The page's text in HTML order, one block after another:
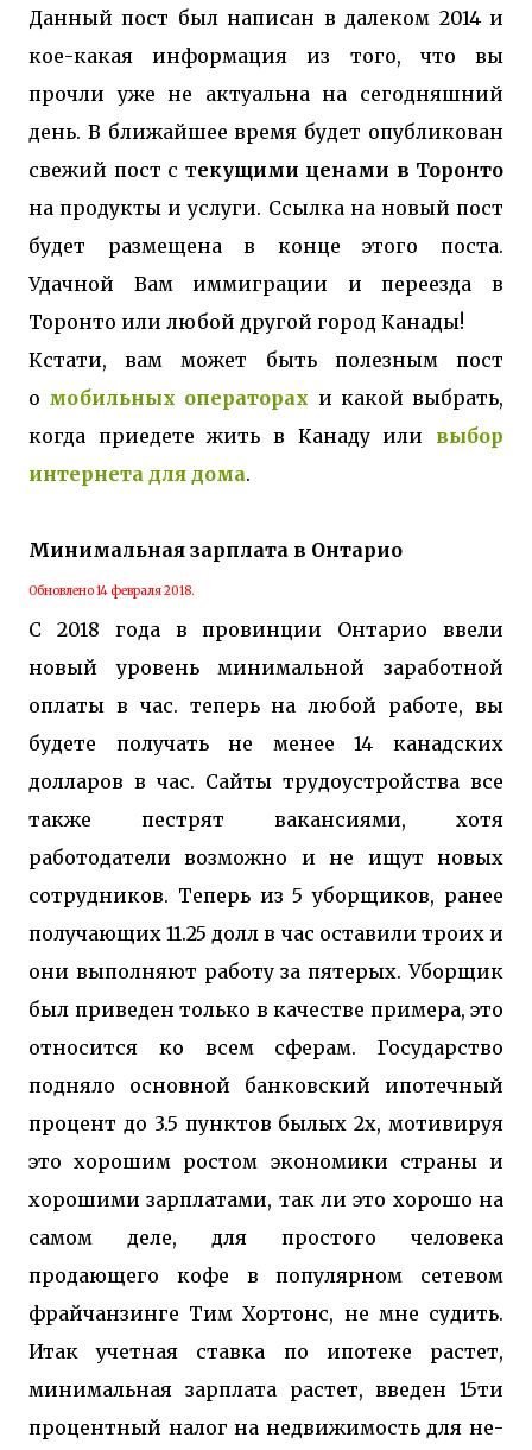
Данный пост был написан в далеком 2014 и
кое-какая информация из того, что вы
прочли уже не актуальна на сегодняшний
день. В ближайшее время будет опубликован
свежий пост с текущими ценами в Торонто
на продукты и услуги. Ссылка на новый пост
будет размещена в конце этого поста.
Удачной Вам иммиграции и переезда в
Торонто или любой другой город Канады!
Кстати, вам может быть полезным пост
о мобильных операторах и какой выбрать,
когда приедете жить в Канаду или выбор
интернета для дома.
Минимальная зарплата в Онтарио
Обновлено 14 февраля 2018.
С 2018 года в провинции Онтарио ввели
новый уровень минимальной заработной
оплаты в час. теперь на любой работе, вы
будете получать не менее 14 канадских
долларов в час. Сайты трудоустройства все
также пестрят вакансиями, хотя
работодатели возможно и не ищут новых
сотрудников. Теперь из 5 уборщиков, ранее
получающих 11.25 долл в час оставили троих и
они выполняют работу за пятерых. Уборщик
был приведен только в качестве примера, это
относится ко всем сферам. Государство
подняло основной банковский ипотечный
процент до 3.5 пунктов былых 2х, мотивируя
это хорошим ростом экономики страны и
хорошими зарплатами, так ли это хорошо на
самом деле, для простого человека
продающего кофе в популярном сетевом
фрайчанзинге Тим Хортонс, не мне судить.
Итак учетная ставка по ипотеке растет,
минимальная зарплата растет, введен 15ти
процентный налог на недвижимость для не-